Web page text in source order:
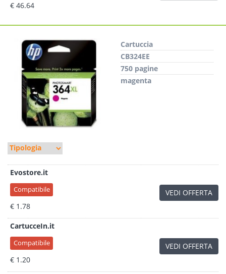
€ 46.64
Cartuccia
CB324EE
750 pagine
magenta
Evostore.it
Compatibile
€ 1.78
VEDI OFFERTA
CartucceIn.it
Compatibile
€ 1.20
VEDI OFFERTA